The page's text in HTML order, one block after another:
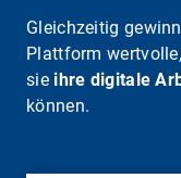
Gleichzeitig
Plattform
sie ihre digitale
können.